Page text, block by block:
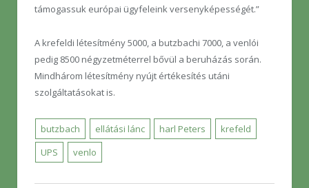
támogassuk európai ügyfeleink versenyképességét.”
A krefeldi létesítmény 5000, a butzbachi 7000, a venlói
pedig 8500 négyzetméterrel bővül a beruházás során.
Mindhárom létesítmény nyújt értékesítés utáni
szolgáltatásokat is.
butzbach ellátási lánc harl Peters
krefeld
UPS
venlo